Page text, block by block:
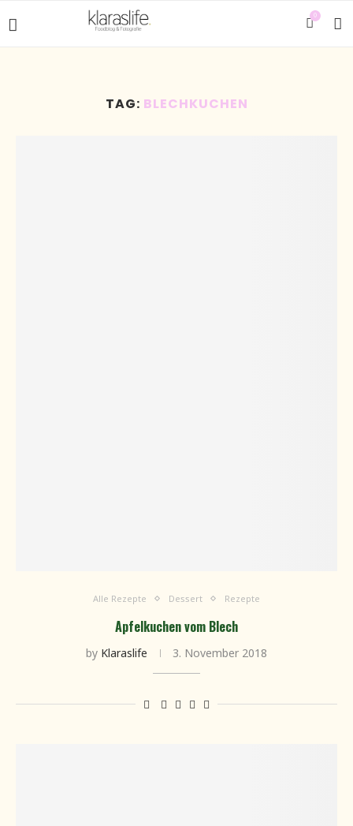
0
TAG: BLECHKUCHEN
Alle Rezepte Dessert Rezepte
Apfelkuchen vom Blech
by Klaraslife 3. November 2018